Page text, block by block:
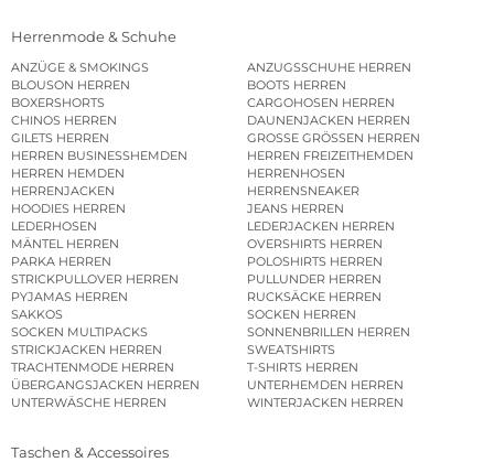
Herrenmode & Schuhe
ANZÜGE & SMOKINGS
ANZUGSSCHUHE HERREN
BLOUSON HERREN
BOOTS HERREN
BOXERSHORTS
CARGOHOSEN HERREN
CHINOS HERREN
DAUNENJACKEN HERREN
GILETS HERREN
GROSSE GRÖSSEN HERREN
HERREN BUSINESSHEMDEN
HERREN FREIZEITHEMDEN
HERREN HEMDEN
HERRENHOSEN
HERRENJACKEN
HERRENSNEAKER
HOODIES HERREN
JEANS HERREN
LEDERHOSEN
LEDERJACKEN HERREN
MÄNTEL HERREN
OVERSHIRTS HERREN
PARKA HERREN
POLOSHIRTS HERREN
STRICKPULLOVER HERREN
PULLUNDER HERREN
PYJAMAS HERREN
RUCKSÄCKE HERREN
SAKKOS
SOCKEN HERREN
SOCKEN MULTIPACKS
SONNENBRILLEN HERREN
STRICKJACKEN HERREN
SWEATSHIRTS
TRACHTENMODE HERREN
T-SHIRTS HERREN
ÜBERGANGSJACKEN HERREN
UNTERHEMDEN HERREN
UNTERWÄSCHE HERREN
WINTERJACKEN HERREN
Taschen & Accessoires